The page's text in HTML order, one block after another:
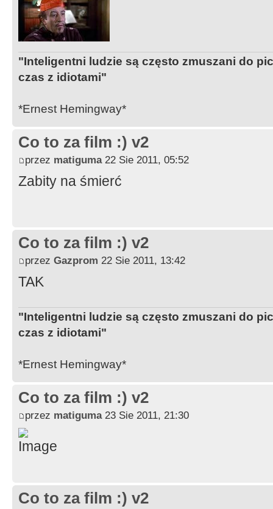
"Inteligentni ludzie są często zmuszani do
czas z idiotami"
*Ernest Hemingway*
Co to za film :) v2
przez matiguma22 Sie 2011, 05:52
Zabity na śmierć
Co to za film :) v2
przez Gazprom 22 Sie 2011, 13:42
TAK
"Inteligentni ludzie są często zmuszani do
czas z idiotami"
*Ernest Hemingway*
Co to za film :) v2
przez matiguma23 Sie 2011, 21:30
Co to za film :) v2